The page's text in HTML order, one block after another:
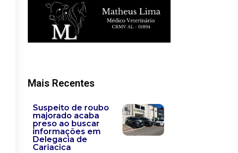
Mais Recentes
Suspeito de roubo
majorado acaba
preso ao buscar
informações em
Delegacia de
Cariacica